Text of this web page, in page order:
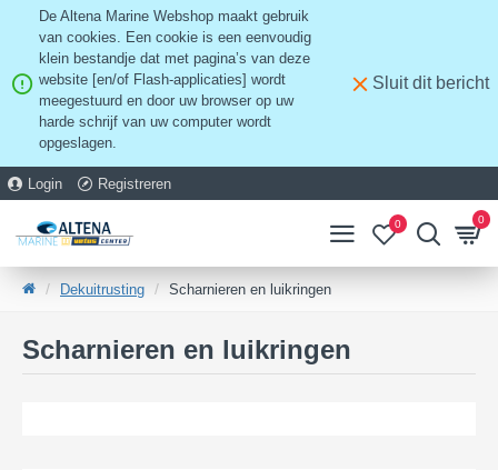
De Altena Marine Webshop maakt gebruik
van cookies. Een cookie is een eenvoudig
klein bestandje dat met pagina’s van deze
website [en/of Flash-applicaties] wordt
meegestuurd en door uw browser op uw
harde schrijf van uw computer wordt
opgeslagen.
Sluit dit bericht
Login Registreren
0 0
Dekuitrusting Scharnieren en luikringen
Scharnieren en luikringen